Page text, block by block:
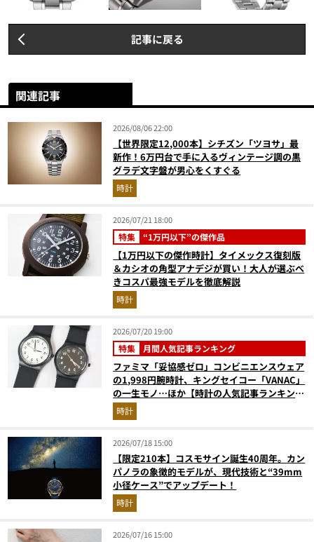
記事に戻る
関連記事
2026/08/06 22:00
【世界限定12,000本】シチズン「ツヨサ」最
新作！6万円台で手に入るヴィンテージ調の黒
グラデ文字盤が男心をくすぐる
時計
2026/07/21 18:00
特集 “1万円以下”の傑作品
【1万円以下の傑作時計】タイメックス復刻版
＆カシオの角型アナデジが買い！大人が選ぶべ
きコスパ最強モデルを徹底解説
時計
2026/07/20 19:00
特集 月間人気記事ランキング
ファミマ「妥協感ゼロ」コンビニエンスウェア
の1,998円腕時計、キングセイコー「VANAC」
の一生モノ…ほか【時計の人気記事ランキング
ベスト3】（2026年6月版）
時計
2026/07/18 15:00
【限定210本】コスモサイン誕生40周年。カン
パノラの象徴的モデルが、現代技術と“39mm
小径ケース”でアップデート！
時計
2026/07/16 15:00